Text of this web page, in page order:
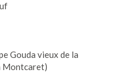
Gouda vieux de la
Montcaret)